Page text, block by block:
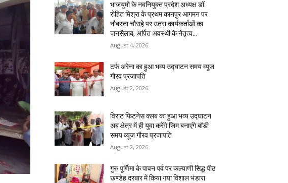
भाजयुमो के नवनियुक्त प्रदेश अध्यक्ष डॉ.
रोहित मिश्रा के प्रथम कानपुर आगमन पर
नौबस्ता चौराहे पर उतरा कार्यकर्ताओं का
जनसैलाब, अर्पित अवस्थी के नेतृत्व...
August 4, 2026
टर्फ अरेना का हुआ भव्य उद्घाटन समय व्यूज
गौरव प्रजापति
August 2, 2026
विराट फिटनेस क्लब का हुआ भव्य उद्घाटन
अब क्षेत्र में ही युवा करेंगे जिम बनाएंगे बॉडी
समय व्यूज गौरव प्रजापति
August 2, 2026
गुरु पूर्णिमा के पावन पर्व पर कल्याणी सिद्ध पीठ
खण्डेह दरबार में किया गया विशाल भंडारा